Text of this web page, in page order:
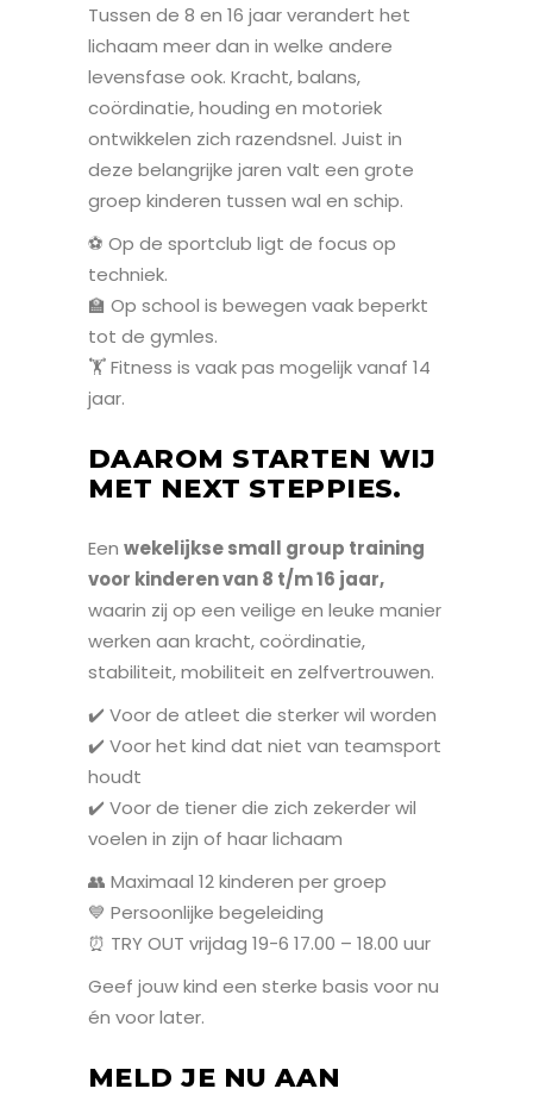
Tussen de 8 en 16 jaar verandert het
lichaam meer dan in welke andere
levensfase ook. Kracht, balans,
coördinatie, houding en motoriek
ontwikkelen zich razendsnel. Juist in
deze belangrijke jaren valt een grote
groep kinderen tussen wal en schip.
⚽ Op de sportclub ligt de focus op
techniek.
🏫 Op school is bewegen vaak beperkt
tot de gymles.
🏋️️ Fitness is vaak pas mogelijk vanaf 14
jaar.
DAAROM STARTEN WIJ
MET NEXT STEPPIES.
Een wekelijkse small group training
voor kinderen van 8 t/m 16 jaar,
waarin zij op een veilige en leuke manier
werken aan kracht, coördinatie,
stabiliteit, mobiliteit en zelfvertrouwen.
✔️ Voor de atleet die sterker wil worden
✔️ Voor het kind dat niet van teamsport
houdt
✔️ Voor de tiener die zich zekerder wil
voelen in zijn of haar lichaam
👥 Maximaal 12 kinderen per groep
💙 Persoonlijke begeleiding
⏰ TRY OUT vrijdag 19-6 17.00 – 18.00 uur
Geef jouw kind een sterke basis voor nu
én voor later.
MELD JE NU AAN